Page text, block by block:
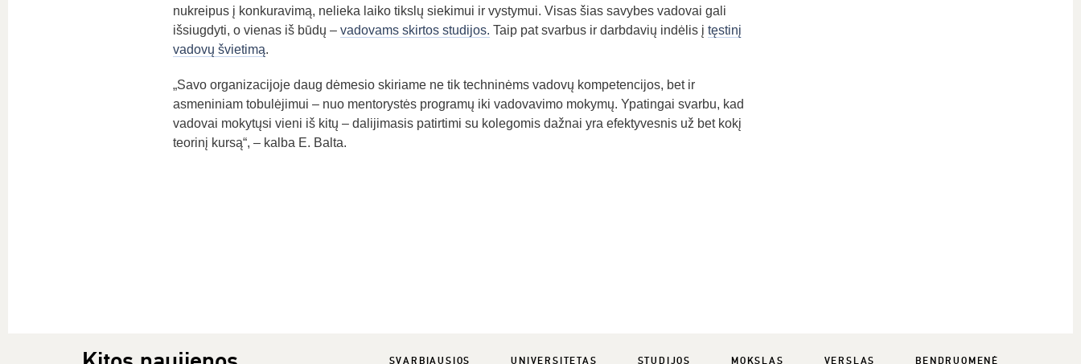
nukreipus į konkuravimą, nelieka laiko tikslų siekimui ir vystymui. Visas šias savybes vadovai gali
išsiugdyti, o vienas iš būdų – vadovams skirtos studijos. Taip pat svarbus ir darbdavių indėlis į tęstinį
vadovų švietimą.
„Savo organizacijoje daug dėmesio skiriame ne tik techninėms vadovų kompetencijos, bet ir
asmeniniam tobulėjimui – nuo mentorystės programų iki vadovavimo mokymų. Ypatingai svarbu, kad
vadovai mokytųsi vieni iš kitų – dalijimasis patirtimi su kolegomis dažnai yra efektyvesnis už bet kokį
teorinį kursą“, – kalba E. Balta.
SVARBIAUSIOS UNIVERSITETAS STUDIJOS MOKSLAS VERSLAS BENDRUOMENĖ